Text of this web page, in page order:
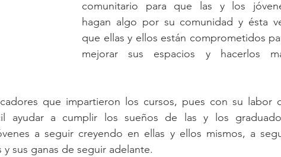
comunitario para que las y los
hagan algo por su comunidad y ésta
que ellas y ellos están comprometidos
mejorar sus espacios y hacerlos
que impartieron los cursos, pues con su labor
ayudar a cumplir los sueños de las y los
a seguir creyendo en ellas y ellos mismos, a
sus ganas de seguir adelante.